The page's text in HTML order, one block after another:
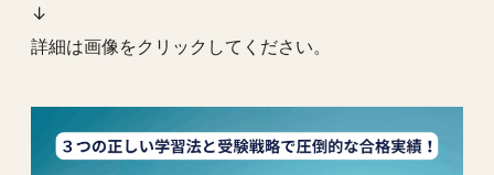
↓
詳細は画像をクリックしてください。